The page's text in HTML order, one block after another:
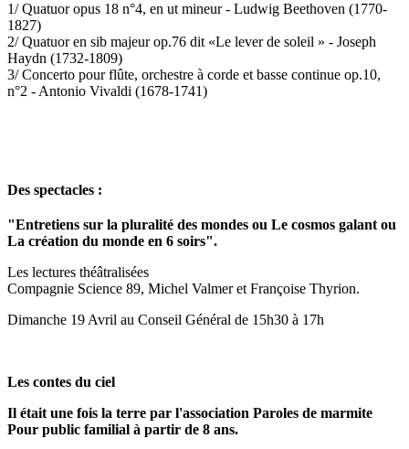
1/ Quatuor opus 18 n°4, en ut mineur - Ludwig Beethoven (1770-
1827)
2/ Quatuor en sib majeur op.76 dit «Le lever de soleil » - Joseph
Haydn (1732-1809)
3/ Concerto pour flûte, orchestre à corde et basse continue op.10,
n°2 - Antonio Vivaldi (1678-1741)
Des spectacles :
"Entretiens sur la pluralité des mondes ou Le cosmos galant ou
La création du monde en 6 soirs".
Les lectures théâtralisées
Compagnie Science 89, Michel Valmer et Françoise Thyrion.
Dimanche 19 Avril au Conseil Général de 15h30 à 17h
Les contes du ciel
Il était une fois la terre par l'association Paroles de marmite
Pour public familial à partir de 8 ans.